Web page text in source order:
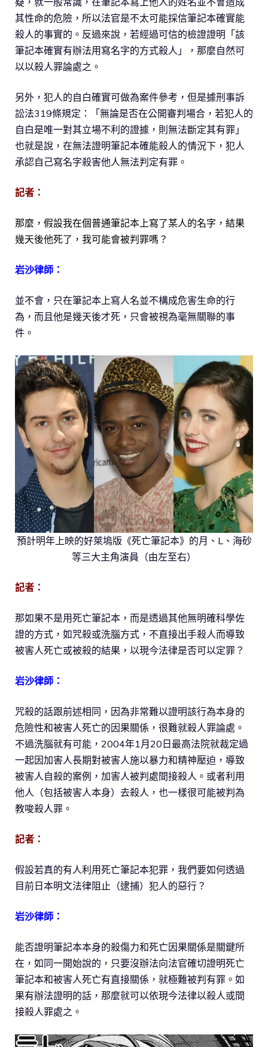
其性命的危險，所以法官是不太可能採信筆記本確實能
殺人的事實的。反過來說，若經過可信的檢證證明「該
筆記本確實有辦法用寫名字的方式殺人」，那麼自然可
以以殺人罪論處之。
另外，犯人的自白確實可做為案件參考，但是據刑事訴
訟法319條規定：「無論是否在公開審判場合，若犯人的
自白是唯一對其立場不利的證據，則無法斷定其有罪」
也就是說，在無法證明筆記本確能殺人的情況下，犯人
承認自己寫名字殺害他人無法判定有罪。
記者：
那麼，假設我在個普通筆記本上寫了某人的名字，結果
幾天後他死了，我可能會被判罪嗎？
岩沙律師：
並不會，只在筆記本上寫人名並不構成危害生命的行
為，而且他是幾天後才死，只會被視為毫無關聯的事
件。
預計明年上映的好萊塢版《死亡筆記本》的月、L、海砂
等三大主角演員（由左至右）
記者：
那如果不是用死亡筆記本，而是透過其他無明確科學佐
證的方式，如咒殺或洗腦方式，不直接出手殺人而導致
被害人死亡或被殺的結果，以現今法律是否可以定罪？
岩沙律師：
咒殺的話跟前述相同，因為非常難以證明該行為本身的
危險性和被害人死亡的因果關係，很難就殺人罪論處。
不過洗腦就有可能，2004年1月20日最高法院就裁定過
一起因加害人長期對被害人施以暴力和精神壓迫，導致
被害人自殺的案例，加害人被判處間接殺人。或者利用
他人（包括被害人本身）去殺人，也一樣很可能被判為
教唆殺人罪。
記者：
假設若真的有人利用死亡筆記本犯罪，我們要如何透過
目前日本明文法律阻止（逮捕）犯人的惡行？
岩沙律師：
能否證明筆記本本身的殺傷力和死亡因果關係是關鍵所
在，如同一開始說的，只要沒辦法向法官確切證明死亡
筆記本和被害人死亡有直接關係，就極難被判有罪。如
果有辦法證明的話，那麼就可以依現今法律以殺人或間
接殺人罪處之。